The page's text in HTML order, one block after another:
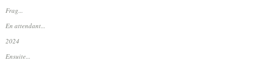
Frag...
En attendant...
2024
Ensuite...